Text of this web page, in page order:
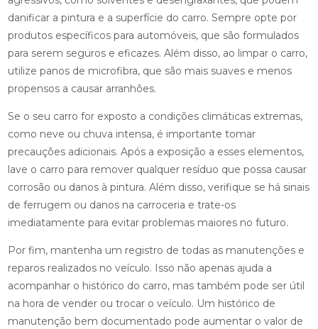
danificar a pintura e a superfície do carro. Sempre opte por
produtos específicos para automóveis, que são formulados
para serem seguros e eficazes. Além disso, ao limpar o carro,
utilize panos de microfibra, que são mais suaves e menos
propensos a causar arranhões.
Se o seu carro for exposto a condições climáticas extremas,
como neve ou chuva intensa, é importante tomar
precauções adicionais. Após a exposição a esses elementos,
lave o carro para remover qualquer resíduo que possa causar
corrosão ou danos à pintura. Além disso, verifique se há sinais
de ferrugem ou danos na carroceria e trate-os
imediatamente para evitar problemas maiores no futuro.
Por fim, mantenha um registro de todas as manutenções e
reparos realizados no veículo. Isso não apenas ajuda a
acompanhar o histórico do carro, mas também pode ser útil
na hora de vender ou trocar o veículo. Um histórico de
manutenção bem documentado pode aumentar o valor de